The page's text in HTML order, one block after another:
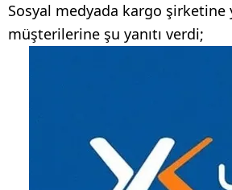
Sosyal medyada kargo
müşterilerine şu yanıtı verdi;